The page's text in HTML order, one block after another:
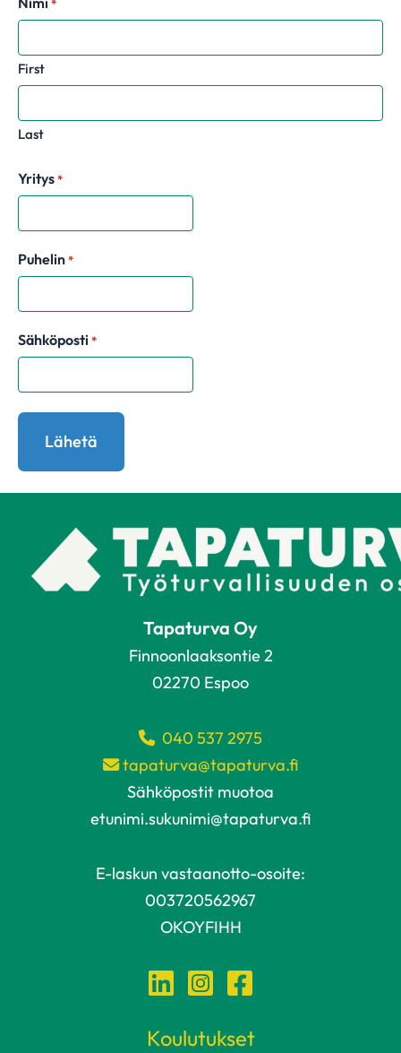
*
First
Last
Yritys *
Puhelin *
Sähköposti *
Tapaturva Oy
Finnoonlaaksontie 2
02270 Espoo
040 537 2975
tapaturva@tapaturva.fi
Sähköpostit muotoa
etunimi.sukunimi@tapaturva.fi
E-laskun vastaanotto-osoite:
003720562967
OKOYFIHH
Koulutukset